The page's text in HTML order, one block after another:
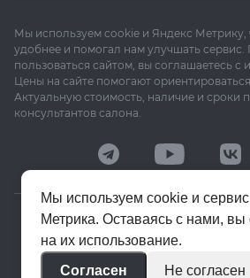
Мы используем cookie и Яндекс Метрику,
удобнее и помогал нам улучшать
пользоваться сайтом, вы соглашаетесь с
Цены на сайте помогают
Актуальную стоимость, наличие и сроки
консультантов салона.
© 2020–2026
Политика
Мы используем cookie и
Метрика. Оставаясь с нами, вы
на их использование.
Согласен
Не согласен